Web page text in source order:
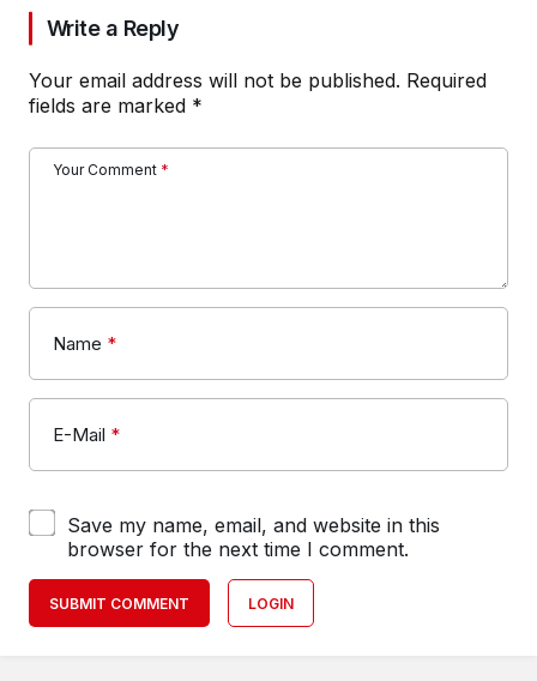
Write a Reply
Your email address will not be published. Required
fields are marked *
Your Comment *
Name *
E-Mail *
Save my name, email, and website in this
browser for the next time I comment.
SUBMIT COMMENT LOGIN